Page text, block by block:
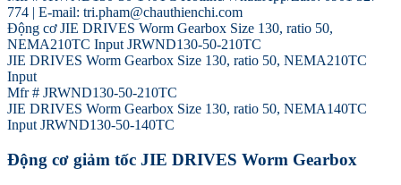
774 | E-mail: tri.pham@chauthienchi.com
Động cơ JIE DRIVES Worm Gearbox Size 130, ratio 50,
NEMA210TC Input JRWND130-50-210TC
JIE DRIVES Worm Gearbox Size 130, ratio 50, NEMA210TC
Input
Mfr # JRWND130-50-210TC
JIE DRIVES Worm Gearbox Size 130, ratio 50, NEMA140TC
Input JRWND130-50-140TC
Động cơ giảm tốc JIE DRIVES Worm Gearbox